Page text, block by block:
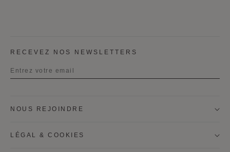
RECEVEZ NOS NEWSLETTERS
NOUS REJOINDRE
LÉGAL & COOKIES